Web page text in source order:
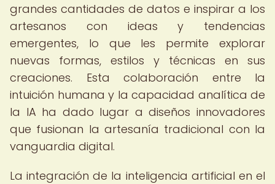
grandes cantidades de datos e inspirar a los
artesanos con ideas y tendencias
emergentes, lo que les permite explorar
nuevas formas, estilos y técnicas en sus
creaciones. Esta colaboración entre la
intuición humana y la capacidad analítica de
la IA ha dado lugar a diseños innovadores
que fusionan la artesanía tradicional con la
vanguardia digital.
La integración de la inteligencia artificial en el